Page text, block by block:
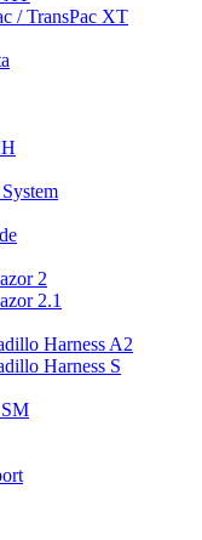
/ TransPac XT
2
2.1
Harness A2
Harness S